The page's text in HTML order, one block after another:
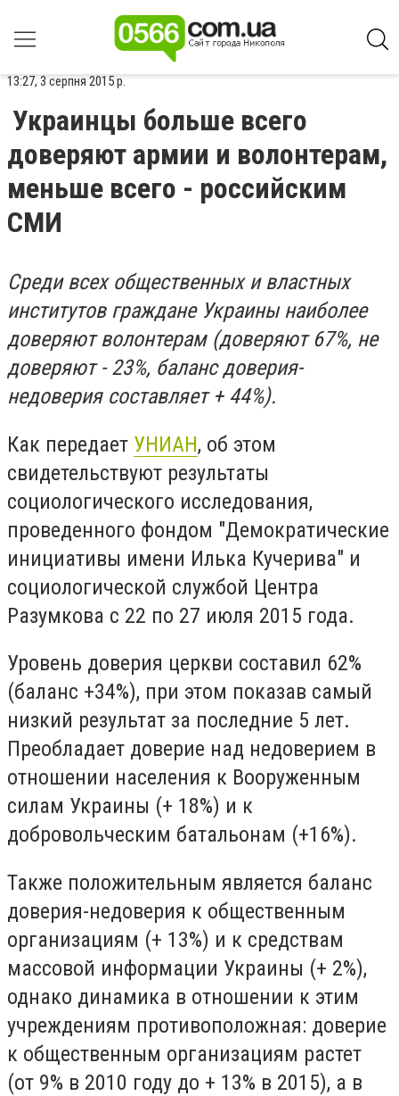
13:27, 3 серпня 2015 р.
Украинцы больше всего
доверяют армии и волонтерам,
меньше всего - российским
СМИ
Среди всех общественных и властных
институтов граждане Украины наиболее
доверяют волонтерам (доверяют 67%, не
доверяют - 23%, баланс доверия-
недоверия составляет + 44%).
Как передает УНИАН, об этом
свидетельствуют результаты
социологического исследования,
проведенного фондом "Демократические
инициативы имени Илька Кучерива" и
социологической службой Центра
Разумкова с 22 по 27 июля 2015 года.
Уровень доверия церкви составил 62%
(баланс +34%), при этом показав самый
низкий результат за последние 5 лет.
Преобладает доверие над недоверием в
отношении населения к Вооруженным
силам Украины (+ 18%) и к
добровольческим батальонам (+16%).
Также положительным является баланс
доверия-недоверия к общественным
организациям (+ 13%) и к средствам
массовой информации Украины (+ 2%),
однако динамика в отношении к этим
учреждениям противоположная: доверие
к общественным организациям растет
(от 9% в 2010 году до + 13% в 2015), а в